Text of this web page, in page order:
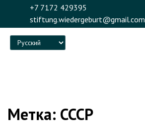
+7 7172 429395
stiftung.wiedergeburt@gmail.com
Language
Метка: СССР